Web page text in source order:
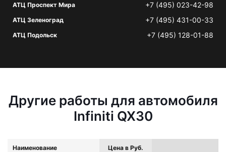
АТЦ Проспект Мира +7 (495) 023-42-98
АТЦ Зеленоград +7 (495) 431-00-33
АТЦ Подольск +7 (495) 128-01-88
Другие работы для автомобиля
Infiniti QX30
Наименование Цена в Руб.